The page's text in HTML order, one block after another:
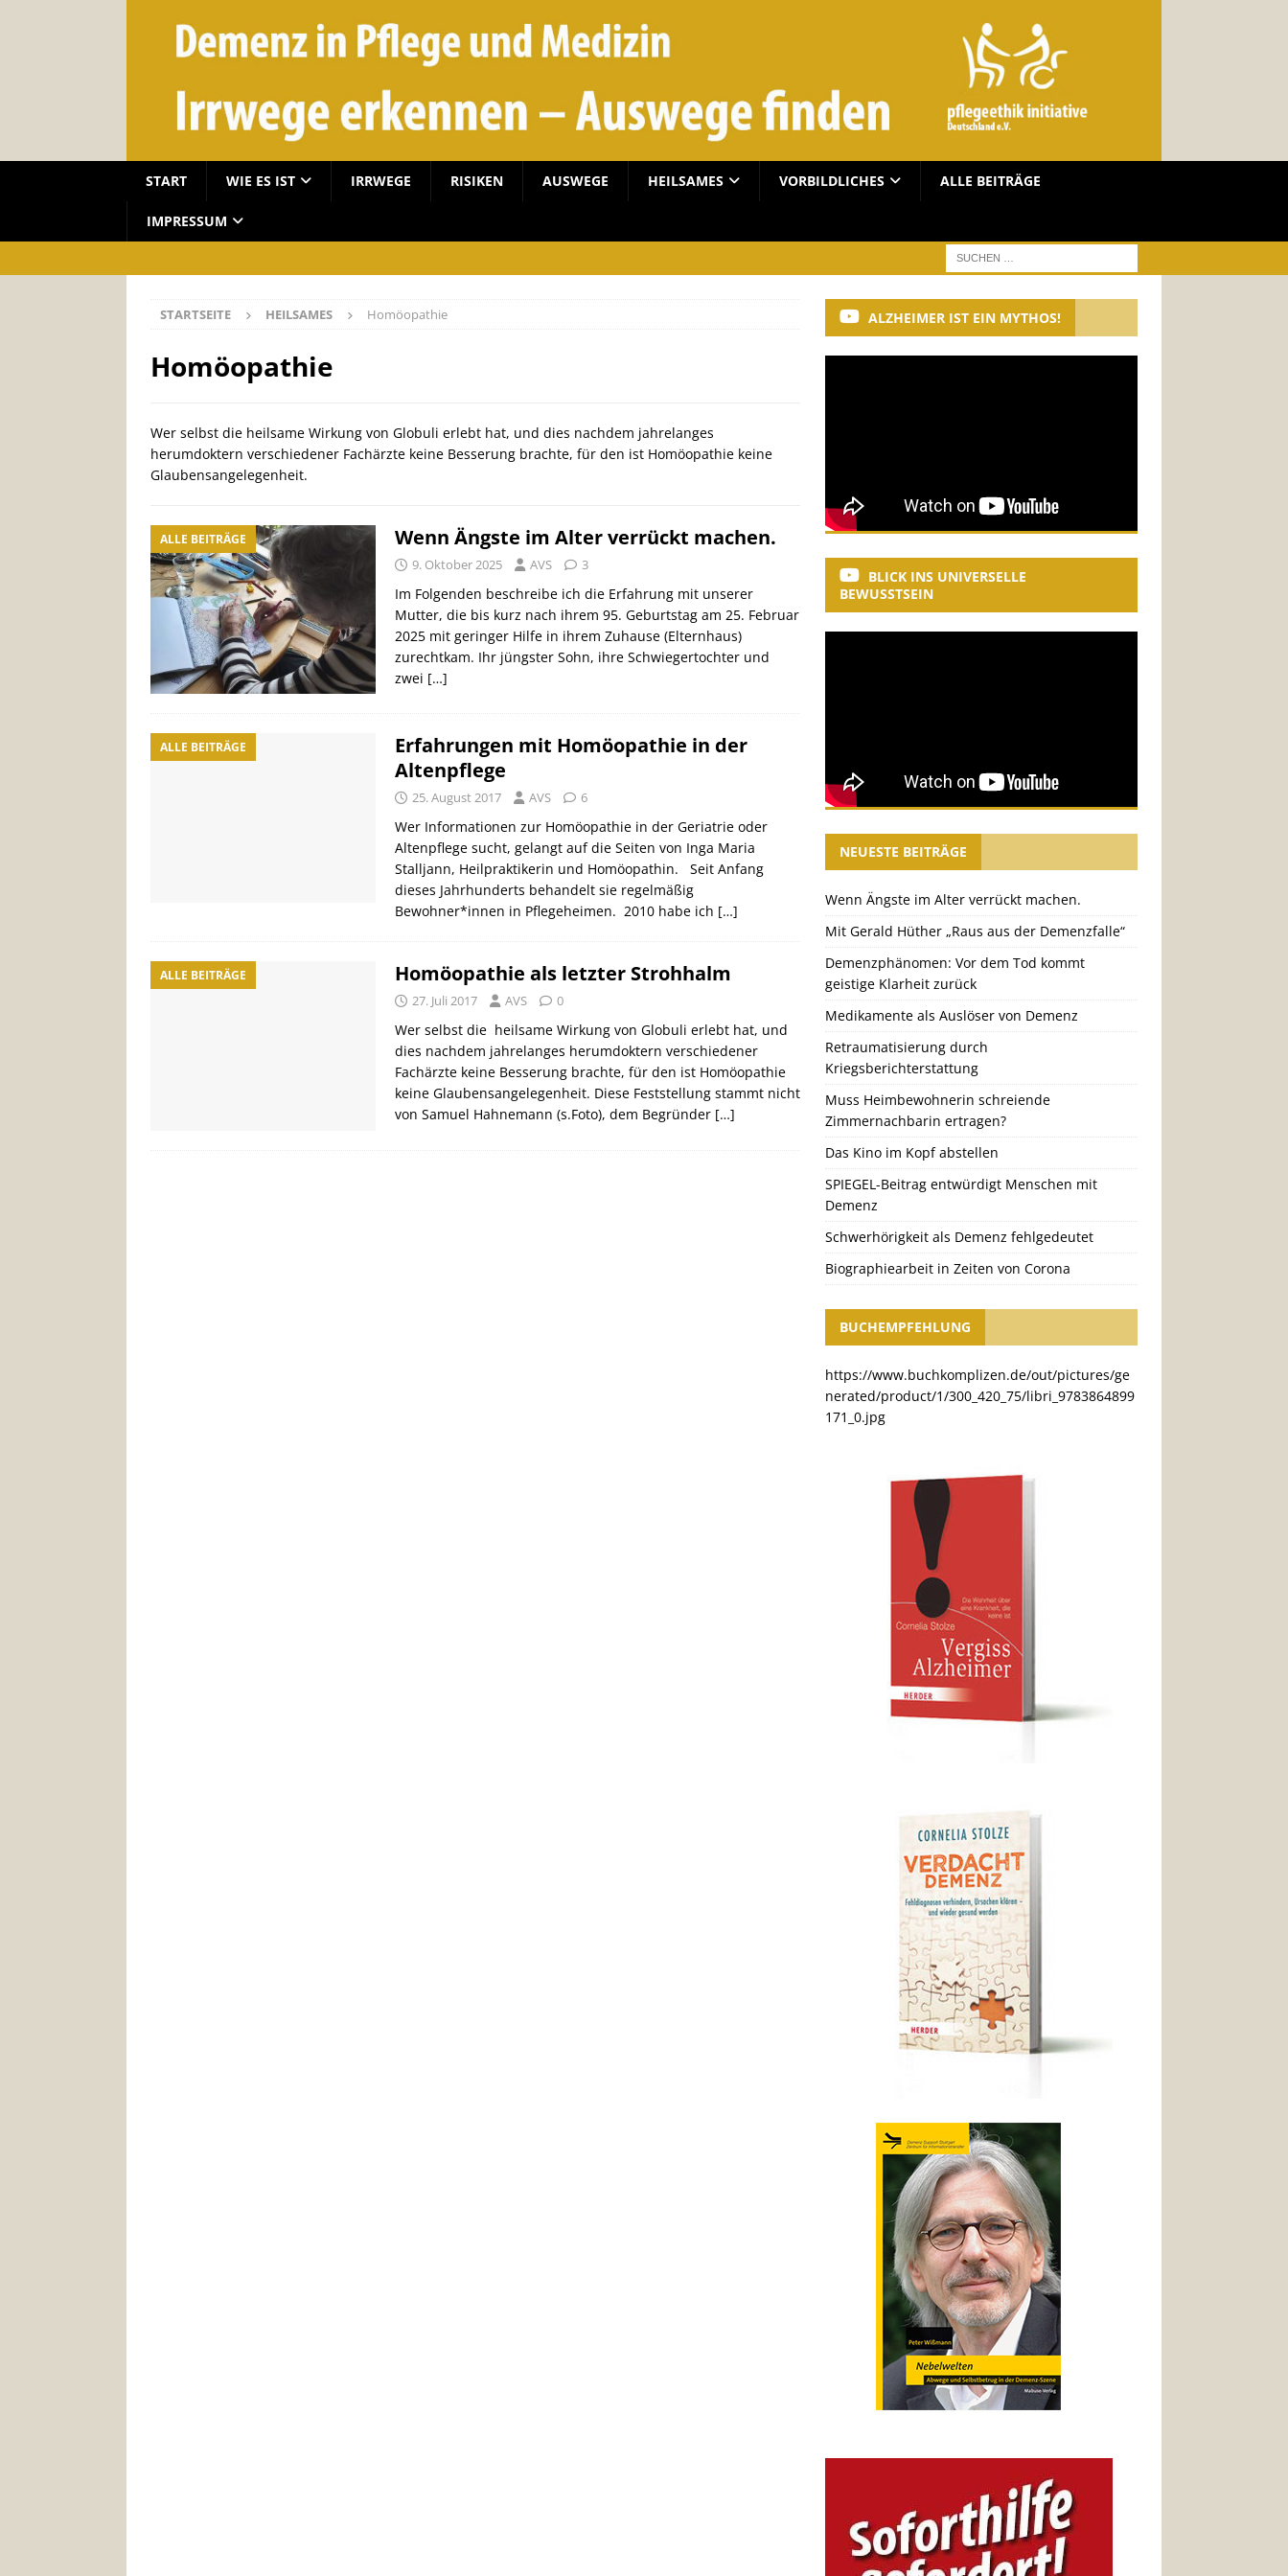
START WIE ES IST IRRWEGE RISIKEN AUSWEGE HEILSAMES VORBILDLICHES ALLE BEITRÄGE
IMPRESSUM
STARTSEITE HEILSAMES Homöopathie
Homöopathie
Wer selbst die heilsame Wirkung von Globuli erlebt hat, und dies nachdem jahrelanges
herumdoktern verschiedener Fachärzte keine Besserung brachte, für den ist Homöopathie keine
Glaubensangelegenheit.
ALLE BEITRÄGE Wenn Ängste im Alter verrückt machen.
9. Oktober 2025 AVS 3
Im Folgenden beschreibe ich die Erfahrung mit unserer
Mutter, die bis kurz nach ihrem 95. Geburtstag am 25. Februar
2025 mit geringer Hilfe in ihrem Zuhause (Elternhaus)
zurechtkam. Ihr jüngster Sohn, ihre Schwiegertochter und
zwei […]
ALLE BEITRÄGE
Erfahrungen mit Homöopathie in der
Altenpflege
25. August 2017 AVS 6
Wer Informationen zur Homöopathie in der Geriatrie oder
Altenpflege sucht, gelangt auf die Seiten von Inga Maria
Stalljann, Heilpraktikerin und Homöopathin. Seit Anfang
dieses Jahrhunderts behandelt sie regelmäßig
Bewohner*innen in Pflegeheimen. 2010 habe ich […]
ALLE BEITRÄGE Homöopathie als letzter Strohhalm
27. Juli 2017 AVS 0
Wer selbst die heilsame Wirkung von Globuli erlebt hat, und
dies nachdem jahrelanges herumdoktern verschiedener
Fachärzte keine Besserung brachte, für den ist Homöopathie
keine Glaubensangelegenheit. Diese Feststellung stammt nicht
von Samuel Hahnemann (s.Foto), dem Begründer […]
ALZHEIMER IST EIN MYTHOS!
BLICK INS UNIVERSELLE
BEWUSSTSEIN
NEUESTE BEITRÄGE
Wenn Ängste im Alter verrückt machen.
Mit Gerald Hüther „Raus aus der Demenzfalle“
Demenzphänomen: Vor dem Tod kommt
geistige Klarheit zurück
Medikamente als Auslöser von Demenz
Retraumatisierung durch
Kriegsberichterstattung
Muss Heimbewohnerin schreiende
Zimmernachbarin ertragen?
Das Kino im Kopf abstellen
SPIEGEL-Beitrag entwürdigt Menschen mit
Demenz
Schwerhörigkeit als Demenz fehlgedeutet
Biographiearbeit in Zeiten von Corona
BUCHEMPFEHLUNG
https://www.buchkomplizen.de/out/pictures/ge
nerated/product/1/300_420_75/libri_9783864899
171_0.jpg